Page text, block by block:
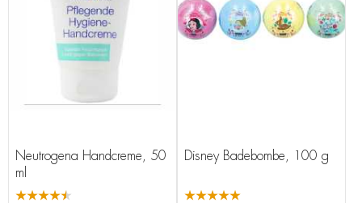
Neutrogena Handcreme, 50
ml
★★★★★
Disney Badebombe, 100 g
★★★★★